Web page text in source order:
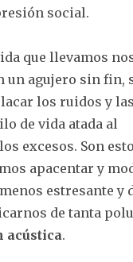
social.
que llevamos
un agujero sin fin,
los ruidos y
de vida atada al
excesos. Son
apacentar y
estresante y
de tanta
acústica.